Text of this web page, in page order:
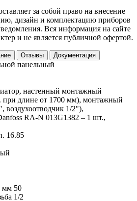
за собой право на внесение
дизайн и комплектацию приборов
Вся информация на сайте
и не является публичной офертой.
Отзывы Документация
панельный
настенный монтажный
длине от 1700 мм), монтажный
воздухоотводчик 1/2"),
RA-N 013G1382 – 1 шт.,
16.85
мм 50
1/2